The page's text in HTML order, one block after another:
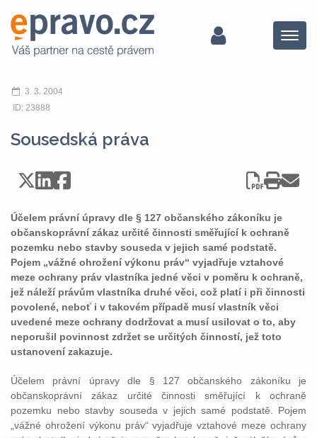
Menu
3. 3. 2004
ID: 23888
Sousedská práva
Účelem právní úpravy dle § 127 občanského zákoníku je
občanskoprávní zákaz určité činnosti směřující k ochraně
pozemku nebo stavby souseda v jejich samé podstatě.
Pojem „vážné ohrožení výkonu práv“ vyjadřuje vztahové
meze ochrany práv vlastníka jedné věci v poměru k ochraně,
jež náleží právům vlastníka druhé věci, což platí i při činnosti
povolené, neboť i v takovém případě musí vlastník věci
uvedené meze ochrany dodržovat a musí usilovat o to, aby
neporušil povinnost zdržet se určitých činností, jež toto
ustanovení zakazuje.
Účelem právní úpravy dle § 127 občanského zákoníku je
občanskoprávní zákaz určité činnosti směřující k ochraně
pozemku nebo stavby souseda v jejich samé podstatě. Pojem
„vážné ohrožení výkonu práv“ vyjadřuje vztahové meze ochrany